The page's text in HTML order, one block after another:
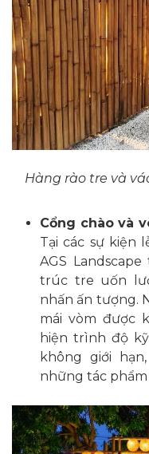
Hàng rào tre và
Cổng chào và
Tại các sự kiện
AGS
trúc tre uốn
nhấn ấn tượng.
mái vòm được
hiện trình độ
không giới
những tác